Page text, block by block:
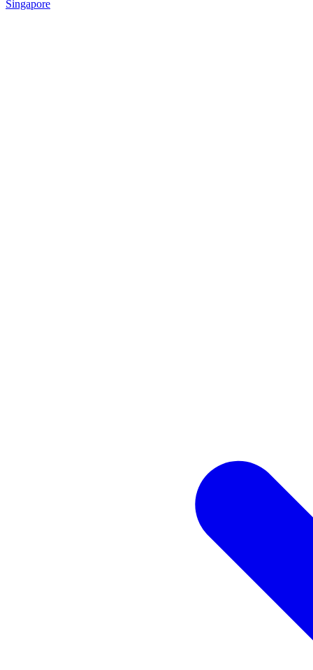
Singapore